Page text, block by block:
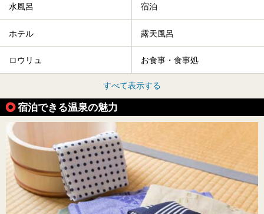
水風呂 宿泊
ホテル 露天風呂
ロウリュ お食事・食事処
すべて表示する
宿泊できる温泉の魅力